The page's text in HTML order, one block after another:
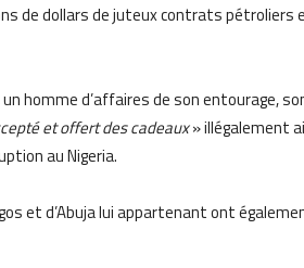
de dollars de juteux contrats pétroliers
un homme d’affaires de son entourage,
et offert des cadeaux» illégalement
au Nigeria.
et d’Abuja lui appartenant ont